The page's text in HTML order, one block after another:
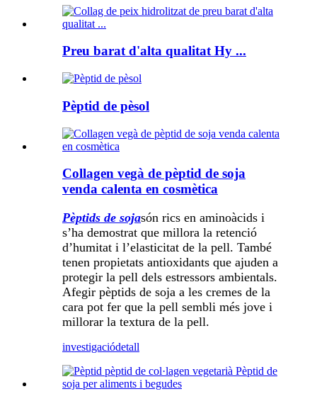
Preu barat d'alta qualitat Hy ...
Pèptid de pèsol
Collagen vegà de pèptid de soja
venda calenta en cosmètica
Pèptids de sojasón rics en aminoàcids i
s’ha demostrat que millora la retenció
d’humitat i l’elasticitat de la pell. També
tenen propietats antioxidants que ajuden a
protegir la pell dels estressors ambientals.
Afegir pèptids de soja a les cremes de la
cara pot fer que la pell sembli més jove i
millorar la textura de la pell.
investigaciódetall